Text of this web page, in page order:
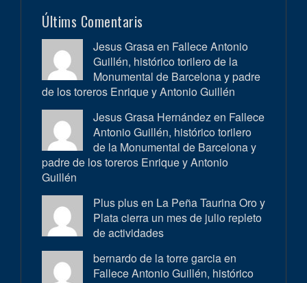
Últims Comentaris
Jesus Grasa en Fallece Antonio
Guillén, histórico torilero de la
Monumental de Barcelona y padre
de los toreros Enrique y Antonio Guillén
Jesus Grasa Hernández en Fallece
Antonio Guillén, histórico torilero
de la Monumental de Barcelona y
padre de los toreros Enrique y Antonio
Guillén
Plus plus en La Peña Taurina Oro y
Plata cierra un mes de julio repleto
de actividades
bernardo de la torre garcia en
Fallece Antonio Guillén, histórico